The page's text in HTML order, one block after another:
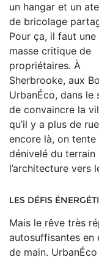
un hangar et un
de bricolage
Pour ça, il faut une
masse critique de
propriétaires. À
Sherbrooke, aux
UrbanÉco, dans le
de convaincre la
qu’il y a plus de
encore là, on
dénivelé du terrain
l’architecture vers
LES DÉFIS
Mais le rêve très
autosuffisantes en
de main.